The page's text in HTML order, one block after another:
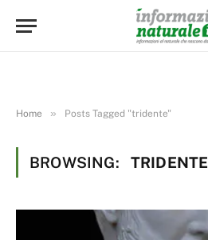
Home » Posts Tagged "tridente"
BROWSING: TRIDENTE